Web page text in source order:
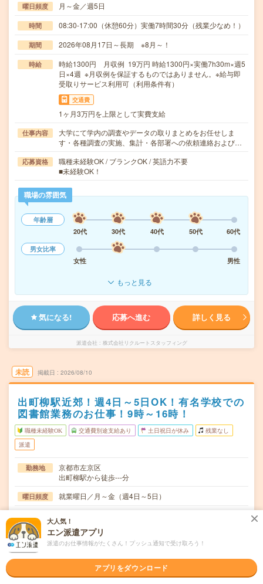
曜日頻度 月～金／週5日
時間 08:30-17:00（休憩60分）実働7時間30分（残業少なめ！）
期間 2026年08月17日～長期 ※8月～！
時給
時給1300円 月収例 19万円 時給1300円×実働7h30m×週5
日×4週 ※月収例を保証するものではありません。※給与即
受取りサービス利用可（利用条件有）
交通費
1ヶ月3万円を上限として実費支給
仕事内容
大学にて学内の調査やデータの取りまとめをお任せしま
す・各種調査の実施、集計・各部署への依頼連絡および…
応募資格
職種未経験OK / ブランクOK / 英語力不要
■未経験OK！
職場の雰囲気
年齢層
20代
30代 40代 50代
60代
男女比率
女性
男性
もっと見る
気になる! 応募へ進む 詳しく見る
派遣会社 株式会社リクルートスタッフィング
未読 掲載日 2026/08/10
出町柳駅近郊！週4日～5日OK！有名学校での
図書館業務のお仕事！9時～16時！
職種未経験OK 交通費別途支給あり 土日祝日が休み 残業なし
派遣
勤務地
京都市左京区
出町柳駅から徒歩---分
曜日頻度 就業曜日／月～金（週4日～5日）
時間
期間 9月スタート（～長期）
時給
大人気！
エン派遣アプリ
派遣のお仕事情報がたくさん！プッシュ通知で受け取ろう！
アプリをダウンロード